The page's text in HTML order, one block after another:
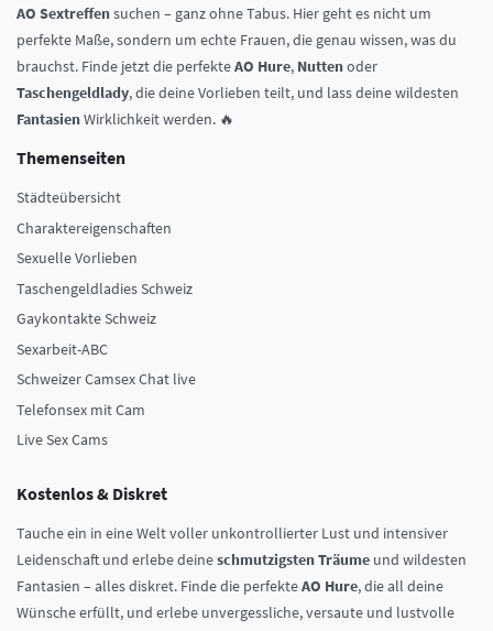
AO Sextreffensuchen – ganz ohne Tabus. Hier geht es nicht um
perfekte Maße, sondern um echte Frauen, die genau wissen, was du
brauchst. Finde jetzt die perfekteAO Hure, Nuttenoder
Taschengeldlady, die deine Vorlieben teilt, und lass deine wildesten
FantasienWirklichkeit werden. 🔥
Themenseiten
Städteübersicht
Charaktereigenschaften
Sexuelle Vorlieben
Taschengeldladies Schweiz
Gaykontakte Schweiz
Sexarbeit-ABC
Schweizer Camsex Chat live
Telefonsex mit Cam
Live Sex Cams
Kostenlos & Diskret
Tauche ein in eine Welt voller unkontrollierter Lust und intensiver
Leidenschaft und erlebe deineschmutzigsten Träume und wildesten
Fantasien – alles diskret. Finde die perfekteAO Hure, die all deine
Wünsche erfüllt, und erlebe unvergessliche, versaute und lustvolle